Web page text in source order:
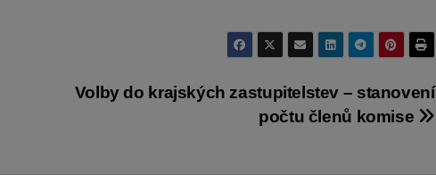
Volby do krajských zastupitelstev – stanovení
počtu členů komise